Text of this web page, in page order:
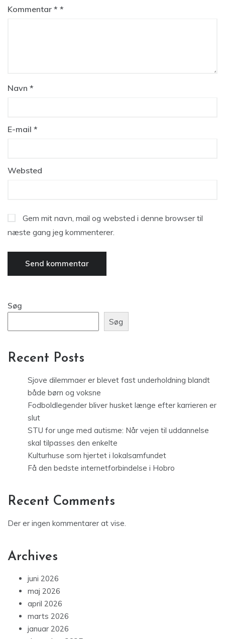
Kommentar *
Navn *
E-mail *
Websted
Gem mit navn, mail og websted i denne browser til
næste gang jeg kommenterer.
Søg
Søg
Recent Posts
Sjove dilemmaer er blevet fast underholdning blandt
både børn og voksne
Fodboldlegender bliver husket længe efter karrieren er
slut
STU for unge med autisme: Når vejen til uddannelse
skal tilpasses den enkelte
Kulturhuse som hjertet i lokalsamfundet
Få den bedste internetforbindelse i Hobro
Recent Comments
Der er ingen kommentarer at vise.
Archives
juni 2026
maj 2026
april 2026
marts 2026
januar 2026